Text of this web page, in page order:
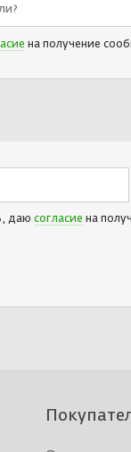
на получение
даю согласие на